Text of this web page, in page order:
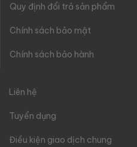
Quy định đổi trả sản phẩm
Chính sách bảo mật
Chính sách bảo hành
Liên hệ
Tuyển dụng
Điều kiện giao dịch chung